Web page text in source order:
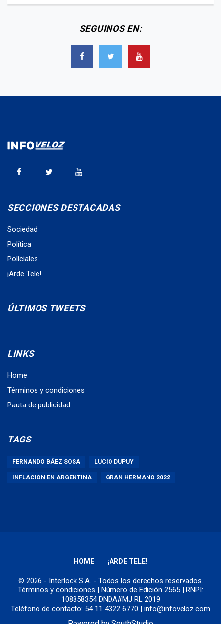
SEGUINOS EN:
SECCIONES DESTACADAS
Sociedad
Política
Policiales
¡Arde Tele!
ÚLTIMOS TWEETS
LINKS
Home
Términos y condiciones
Pauta de publicidad
TAGS
FERNANDO BÁEZ SOSA LUCIO DUPUY
INFLACION EN ARGENTINA GRAN HERMANO 2022
HOME ¡ARDE TELE!
© 2026 - Interlock S.A. - Todos los derechos reservados.
Términos y condiciones | Número de Edición 2565 | RNPI:
108858354 DNDA#MJ RL 2019
Teléfono de contacto: 54 11 4322 6770 | info@infoveloz.com